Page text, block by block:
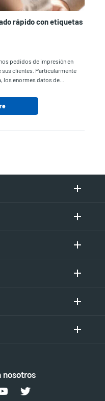
rápido con etiquetas
pedidos de impresión en
clientes. Particularmente
enormes datos de...
nosotros